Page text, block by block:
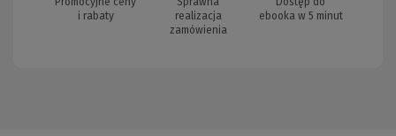
i rabaty
realizacja
zamówienia
ebooka w 5 minut